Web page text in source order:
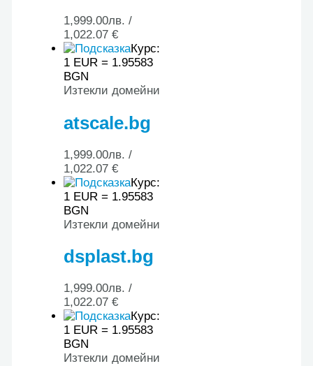
1,999.00лв. /
1,022.07 €
Курс:
1 EUR = 1.95583
BGN
Изтекли домейни
atscale.bg
1,999.00лв. /
1,022.07 €
Курс:
1 EUR = 1.95583
BGN
Изтекли домейни
dsplast.bg
1,999.00лв. /
1,022.07 €
Курс:
1 EUR = 1.95583
BGN
Изтекли домейни